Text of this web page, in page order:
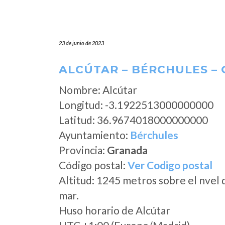
23 de junio de 2023
ALCÚTAR – BÉRCHULES –
Nombre: Alcútar
Longitud: -3.1922513000000000
Latitud: 36.9674018000000000
Ayuntamiento: Bérchules
Provincia: Granada
Código postal: Ver Codigo postal
Altitud: 1245 metros sobre el nvel
mar.
Huso horario de Alcútar